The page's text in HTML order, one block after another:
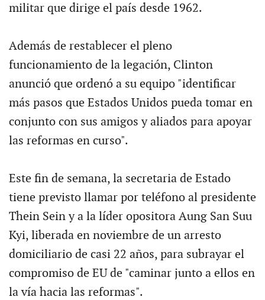
militar que dirige el país desde 1962.
Además de restablecer el pleno
funcionamiento de la legación, Clinton
anunció que ordenó a su equipo "identificar
más pasos que Estados Unidos pueda tomar en
conjunto con sus amigos y aliados para apoyar
las reformas en curso".
Este fin de semana, la secretaria de Estado
tiene previsto llamar por teléfono al presidente
Thein Sein y a la líder opositora Aung San Suu
Kyi, liberada en noviembre de un arresto
domiciliario de casi 22 años, para subrayar el
compromiso de EU de "caminar junto a ellos en
la vía hacia las reformas".